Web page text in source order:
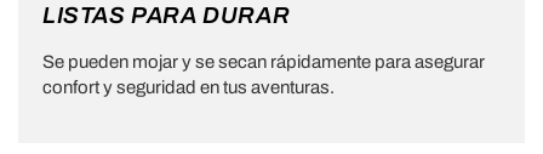
LISTAS PARA DURAR
Se pueden mojar y se secan rápidamente para asegurar
confort y seguridad en tus aventuras.